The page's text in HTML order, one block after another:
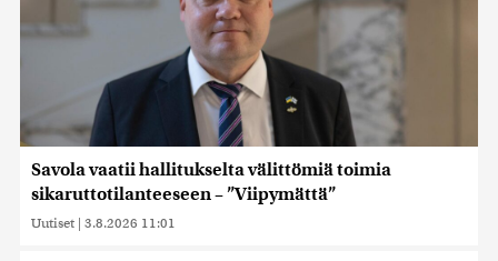
Savola vaatii hallitukselta välittömiä toimia
sikaruttotilanteeseen – ”Viipymättä”
Uutiset | 3.8.2026 11:01